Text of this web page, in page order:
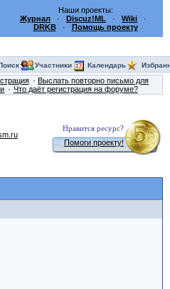
Наши проекты:
Журнал · Discuz!ML · Wiki ·
DRKB· Помощь проекту
Участники Календарь
Выслать повторно письмо для
Что даёт регистрация на форуме?
Нравится ресурс?
Помоги проекту!